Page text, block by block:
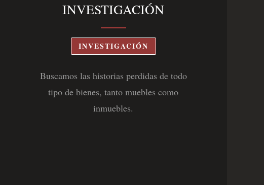
INVESTIGACIÓN
INVESTIGACIÓN
Buscamos las historias perdidas de todo
tipo de bienes, tanto muebles como
inmuebles.